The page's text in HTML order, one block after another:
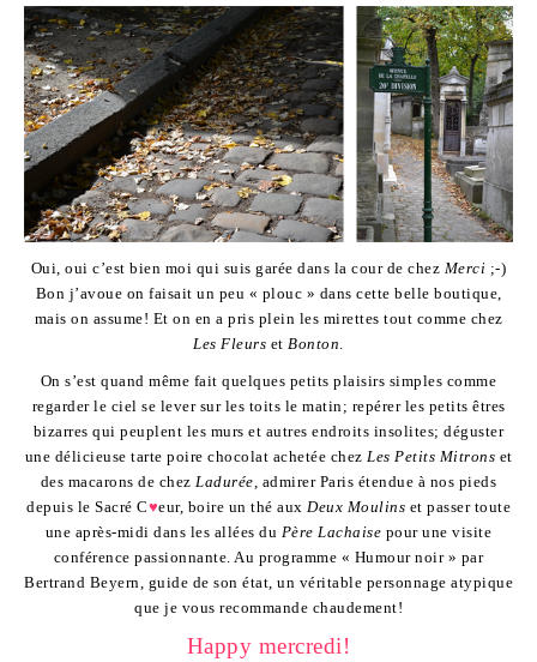
Oui, oui c’est bien moi qui suis garée dans la cour de chez Merci ;-)
Bon j’avoue on faisait un peu « plouc » dans cette belle boutique,
mais on assume! Et on en a pris plein les mirettes tout comme chez
Les Fleurs et Bonton
On s’est quand même fait quelques petits plaisirs simples comme
regarder le ciel se lever sur les toits le matin; repérer les petits êtres
bizarres qui peuplent les murs et autres endroits insolites; déguster
une délicieuse tarte poire chocolat achetée chez Les Petits Mitrons et
des macarons de chez Ladurée , admirer Paris étendue à nos pieds
depuis le Sacré C♥eur, boire un thé aux Deux Moulins et passer toute
une après-midi dans les allées du Père Lachaise pour une visite
conférence passionnante. Au programme « Humour noir » par
Bertrand Beyern, guide de son état, un véritable personnage atypique
que je vous recommande chaudement!
Happy mercredi!